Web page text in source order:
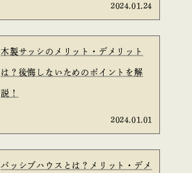
2024.01.24
木製サッシのメリット・デメリット
は？後悔しないためのポイントを解
説！
2024.01.01
パッシブハウスとは？メリット・デメ